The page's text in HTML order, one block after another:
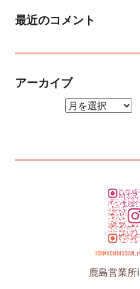
最近のコメント
アーカイブ
鹿島営業